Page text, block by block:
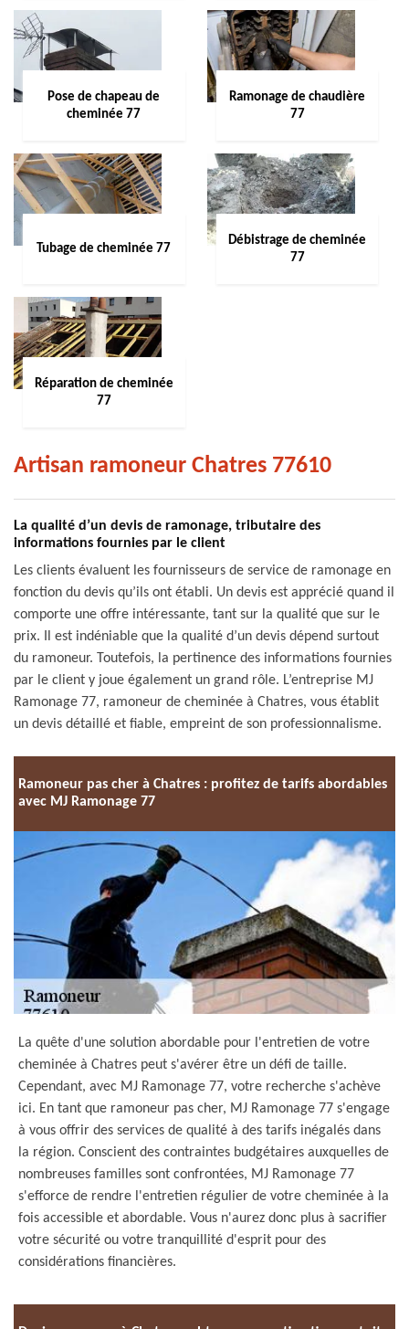
Pose de chapeau de
cheminée 77
Ramonage de chaudière
77
Tubage de cheminée 77
Débistrage de cheminée
77
Réparation de cheminée
77
Artisan ramoneur Chatres 77610
La qualité d’un devis de ramonage, tributaire des
informations fournies par le client
Les clients évaluent les fournisseurs de service de ramonage en
fonction du devis qu’ils ont établi. Un devis est apprécié quand il
comporte une offre intéressante, tant sur la qualité que sur le
prix. Il est indéniable que la qualité d’un devis dépend surtout
du ramoneur. Toutefois, la pertinence des informations fournies
par le client y joue également un grand rôle. L’entreprise MJ
Ramonage 77, ramoneur de cheminée à Chatres, vous établit
un devis détaillé et fiable, empreint de son professionnalisme.
Ramoneur pas cher à Chatres : profitez de tarifs abordables
avec MJ Ramonage 77
La quête d'une solution abordable pour l'entretien de votre
cheminée à Chatres peut s'avérer être un défi de taille.
Cependant, avec MJ Ramonage 77, votre recherche s'achève
ici. En tant que ramoneur pas cher, MJ Ramonage 77 s'engage
à vous offrir des services de qualité à des tarifs inégalés dans
la région. Conscient des contraintes budgétaires auxquelles de
nombreuses familles sont confrontées, MJ Ramonage 77
s'efforce de rendre l'entretien régulier de votre cheminée à la
fois accessible et abordable. Vous n'aurez donc plus à sacrifier
votre sécurité ou votre tranquillité d'esprit pour des
considérations financières.